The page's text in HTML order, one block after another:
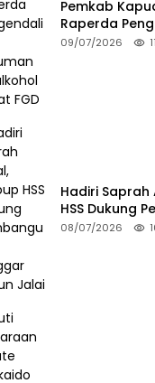
Pemkab
Raperda
Minuman
09/07/2026
Hadiri Saprah
HSS Dukung
Langgar
08/07/2026